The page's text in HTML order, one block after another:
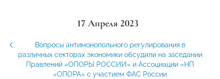
17 Апреля 2023
Вопросы антимонопольного регулирования в
различных секторах экономики обсудили на заседании
Правлений «ОПОРЫ РОССИИ» и Ассоциации «НП
«ОПОРА» с участием ФАС России